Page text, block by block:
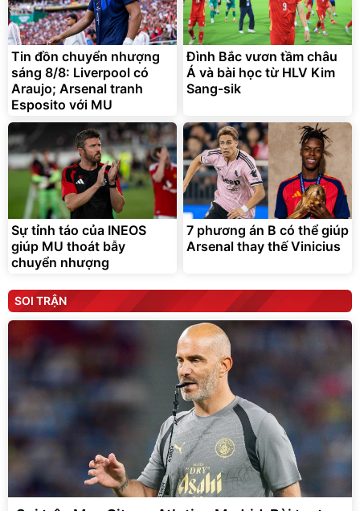
Tin đồn chuyển nhượng
sáng 8/8: Liverpool có
Araujo; Arsenal tranh
Esposito với MU
Đình Bắc vươn tầm châu
Á và bài học từ HLV Kim
Sang-sik
Sự tỉnh táo của INEOS
giúp MU thoát bẫy
chuyển nhượng
7 phương án B có thể giúp
Arsenal thay thế Vinicius
SOI TRẬN